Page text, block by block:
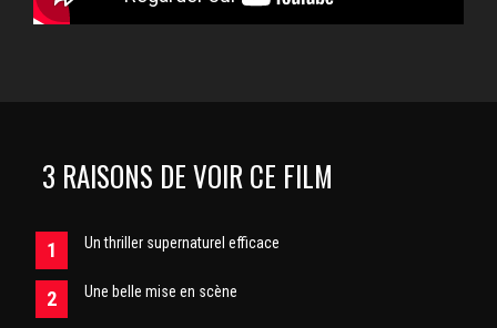
3 RAISONS DE VOIR CE FILM
Un thriller supernaturel efficace
Une belle mise en scène